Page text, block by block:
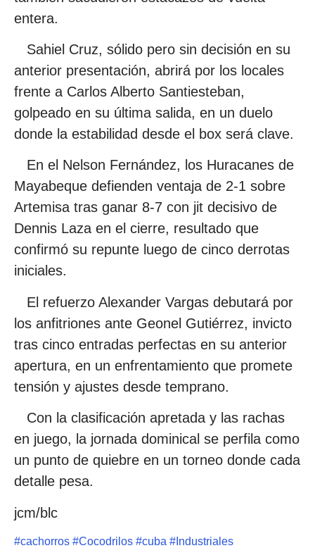
entera.
Sahiel Cruz, sólido pero sin decisión en su
anterior presentación, abrirá por los locales
frente a Carlos Alberto Santiesteban,
golpeado en su última salida, en un duelo
donde la estabilidad desde el box será clave.
En el Nelson Fernández, los Huracanes de
Mayabeque defienden ventaja de 2-1 sobre
Artemisa tras ganar 8-7 con jit decisivo de
Dennis Laza en el cierre, resultado que
confirmó su repunte luego de cinco derrotas
iniciales.
El refuerzo Alexander Vargas debutará por
los anfitriones ante Geonel Gutiérrez, invicto
tras cinco entradas perfectas en su anterior
apertura, en un enfrentamiento que promete
tensión y ajustes desde temprano.
Con la clasificación apretada y las rachas
en juego, la jornada dominical se perfila como
un punto de quiebre en un torneo donde cada
detalle pesa.
jcm/blc
#cachorros #Cocodrilos #cuba # Industriales